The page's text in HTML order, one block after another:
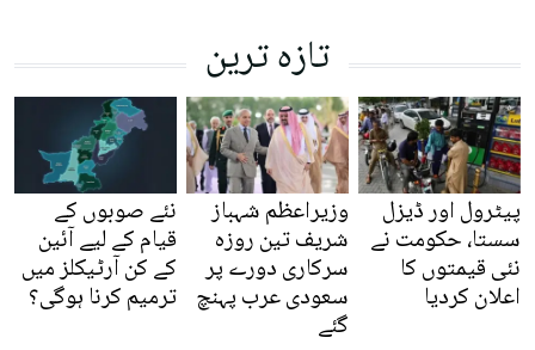
تازہ ترین
پیٹرول اور ڈیزل
سستا، حکومت نے
نئی قیمتوں کا
اعلان کردیا
وزیراعظم شہباز
شریف تین روزہ
سرکاری دورے پر
سعودی عرب پہنچ
گئے
نئے صوبوں کے
قیام کے لیے آئین
کے کن آرٹیکلز میں
ترمیم کرنا ہوگی؟